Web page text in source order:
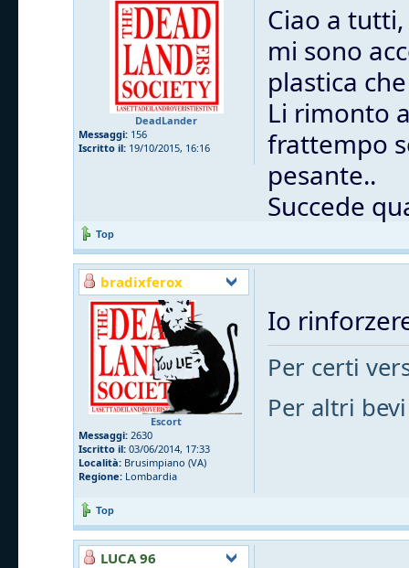
DeadLander
Messaggi: 156
Iscritto il: 19/10/2015, 16:16
Ciao a tutti,
mi sono
plastica
Li rimonto
frattempo
pesante..
Succede
Top
bradixferox
Escort
Messaggi: 2630
Iscritto il: 03/06/2014, 17:33
Località: Brusimpiano (VA)
Regione: Lombardia
Io
Per certi
Per altri bevi
Top
LUCA 96